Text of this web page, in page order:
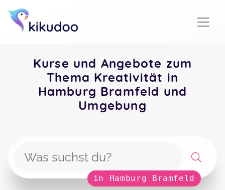
Kurse und Angebote zum
Thema Kreativität in
Hamburg Bramfeld und
Umgebung
in Hamburg Bramfeld